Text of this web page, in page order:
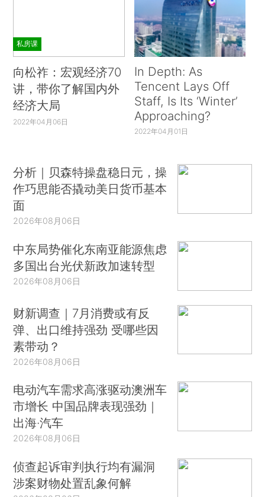
私房课
向松祚：宏观经济70
讲，带你了解国内外
经济大局
2022年04月06日
In Depth: As
Tencent Lays Off
Staff, Is Its ‘Winter’
Approaching?
2022年04月01日
分析｜贝森特操盘稳日元，操
作巧思能否撬动美日货币基本
面
2026年08月06日
中东局势催化东南亚能源焦虑
多国出台光伏新政加速转型
2026年08月06日
财新调查｜7月消费或有反
弹、出口维持强劲 受哪些因
素带动？
2026年08月06日
电动汽车需求高涨驱动澳洲车
市增长 中国品牌表现强劲｜
出海·汽车
2026年08月06日
侦查起诉审判执行均有漏洞
涉案财物处置乱象何解